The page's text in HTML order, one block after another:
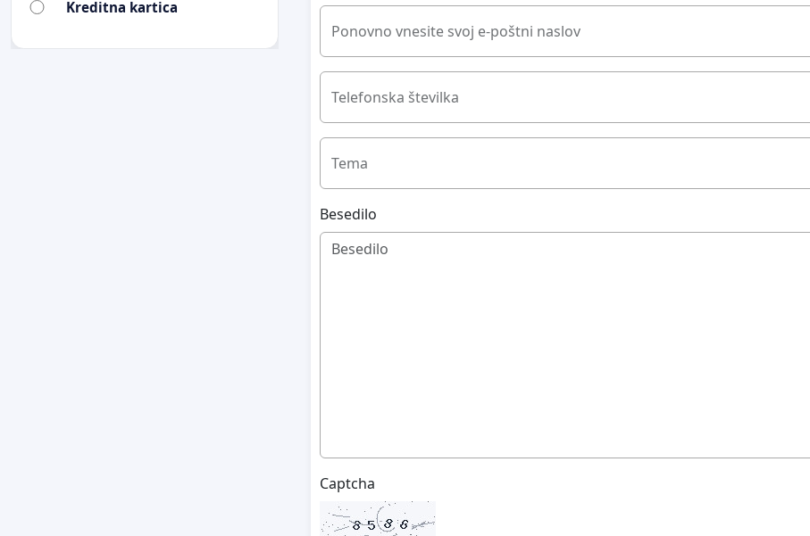
Ponovno vnesite svoj e-poštni naslov
Telefonska številka
Tema
Besedilo
Captcha
Kreditna kartica